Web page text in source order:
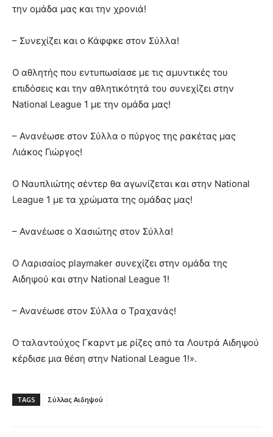
την ομάδα μας και την χρονιά!
– Συνεχίζει και ο Κάφφκε στον Σύλλα!
Ο αθλητής που εντυπωσίασε με τις αμυντικές του
επιδόσεις και την αθλητικότητά του συνεχίζει στην
National League 1 με την ομάδα μας!
– Ανανέωσε στον Σύλλα ο πύργος της ρακέτας μας
Λιάκος Γιώργος!
Ο Ναυπλιώτης σέντερ θα αγωνίζεται και στην National
League 1 με τα χρώματα της ομάδας μας!
– Ανανέωσε ο Χασιώτης στον Σύλλα!
Ο Λαρισαίος playmaker συνεχίζει στην ομάδα της
Αιδηψού και στην National League 1!
– Ανανέωσε στον Σύλλα ο Τραχανάς!
Ο ταλαντούχος Γκαρντ με ρίζες από τα Λουτρά Αιδηψού
κέρδισε μια θέση στην National League 1!».
TAGS Σύλλας Αιδηψού